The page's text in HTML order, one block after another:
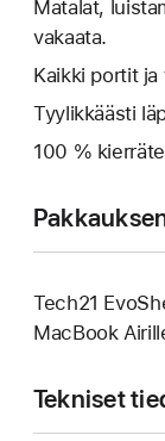
Matalat,
vakaata.
Kaikki portit
Tyylikkäästi
100 %
Tech21
MacBook
Tekniset